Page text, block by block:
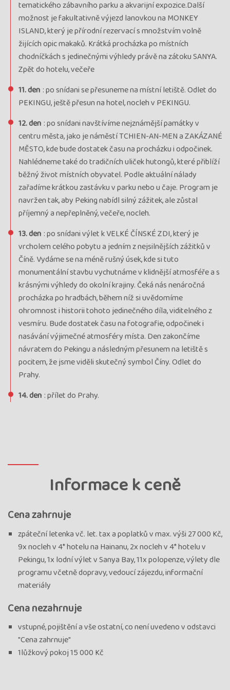
tematického zábavního parku a akvarijní expozice.Další
možnost je fakultativně výjezd lanovkou na MONKEY
ISLAND, který je přírodní rezervací s množstvím volně
žijících opic makaků. Krátká procházka po místních
chodníčkách s jedinečnými výhledy právě na zátoku SANYA.
Zpět do hotelu, večeře
11. den : po snídani se přesuneme na místní letiště. Odlet do
PEKINGU, ještě přesun na hotel, nocleh v PEKINGU.
12. den : po snídani navštívíme nejznámější památky v
centru města, jako je náměstí TCHIEN-AN-MEN a ZAKÁZANÉ
MĚSTO, kde bude dostatek času na procházku i odpočinek.
Nahlédneme také do tradičních uliček hutongů, které přiblíží
běžný život místních obyvatel. Podle aktuální nálady
zařadíme krátkou zastávku v parku nebo u čaje. Program je
navržen tak, aby Peking nabídl silný zážitek, ale zůstal
příjemný a nepřeplněný, večeře, nocleh.
13. den : po snídani výlet k VELKÉ ČÍNSKÉ ZDI, který je
vrcholem celého pobytu a jedním z nejsilnějších zážitků v
Číně. Vydáme se na méně rušný úsek, kde si tuto
monumentální stavbu vychutnáme v klidnější atmosféře a s
krásnými výhledy do okolní krajiny. Čeká nás nenáročná
procházka po hradbách, během níž si uvědomíme
ohromnost i historii tohoto jedinečného díla, viditelného z
vesmíru. Bude dostatek času na fotografie, odpočinek i
nasávání výjimečné atmosféry místa. Den zakončíme
návratem do Pekingu a následným přesunem na letiště s
pocitem, že jsme viděli skutečný symbol Číny. Odlet do
Prahy.
14. den : přílet do Prahy.
Informace k ceně
Cena zahrnuje
zpáteční letenka vč. let. tax a poplatků v max. výši 27 000 Kč,
9x nocleh v 4* hotelu na Hainanu, 2x nocleh v 4* hotelu v
Pekingu, 1x lodní výlet v Sanya Bay, 11x polopenze, výlety dle
programu včetně dopravy, vedoucí zájezdu, informační
materiály
Cena nezahrnuje
vstupné, pojištění a vše ostatní, co není uvedeno v odstavci
"Cena zahrnuje"
1lůžkový pokoj 15 000 Kč